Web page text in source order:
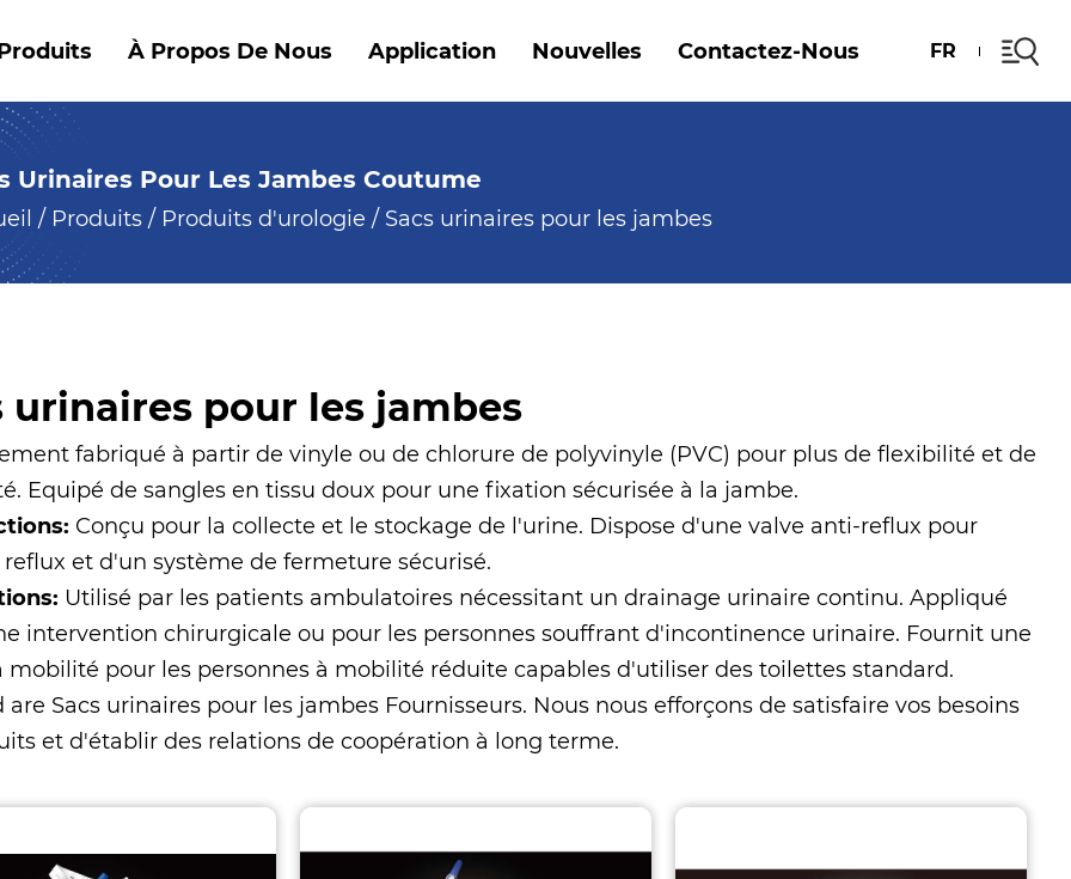
À Propos De Nous Application Nouvelles Contactez-Nous FR
Urinaires Pour Les Jambes Coutume
/ Produits/ Produits d'urologie / Sacs urinaires pour les jambes
urinaires pour les jambes
fabriqué à partir de vinyle ou de chlorure de polyvinyle (PVC) pour plus de flexibilité et de
Equipé de sangles en tissu doux pour une fixation sécurisée à la jambe.
Conçu pour la collecte et le stockage de l'urine. Dispose d'une valve anti-reflux pour
et d'un système de fermeture sécurisé.
Utilisé par les patients ambulatoires nécessitant un drainage urinaire continu. Appliqué
intervention chirurgicale ou pour les personnes souffrant d'incontinence urinaire. Fournit une
mobilité pour les personnes à mobilité réduite capables d'utiliser des toilettes standard.
are Sacs urinaires pour les jambes Fournisseurs. Nous nous efforçons de satisfaire vos besoins
et d'établir des relations de coopération à long terme.